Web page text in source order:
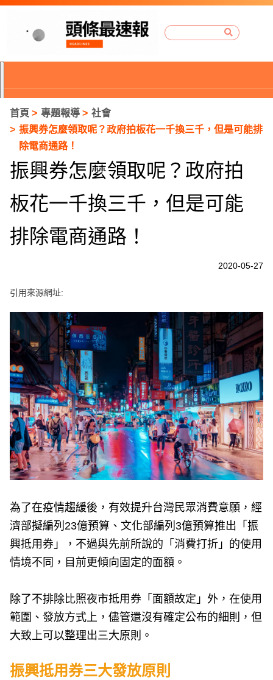
首頁 專題報導
社會
振興券怎麼領取呢？政府拍板花一千換三千，但是可能排
除電商通路！
振興券怎麼領取呢？政府拍
板花一千換三千，但是可能
排除電商通路！
2020-05-27
引用來源網址:
為了在疫情趨緩後，有效提升台灣民眾消費意願，經
濟部擬編列23億預算、文化部編列3億預算推出「振
興抵用券」，不過與先前所說的「消費打折」的使用
情境不同，目前更傾向固定的面額。
除了不排除比照夜市抵用券「面額故定」外，在使用
範圍、發放方式上，儘管還沒有確定公布的細則，但
大致上可以整理出三大原則。
振興抵用券三大發放原則